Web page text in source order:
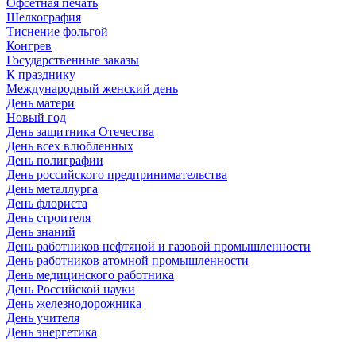
Офсетная печать
Шелкография
Тиснение фольгой
Конгрев
Государственные заказы
К празднику
Международный женский день
День матери
Новый год
День защитника Отечества
День всех влюбленных
День полиграфии
День российского предпринимательства
День металлурга
День флориста
День строителя
День знаний
День работников нефтяной и газовой промышленности
День работников атомной промышленности
День медицинского работника
День Российской науки
День железнодорожника
День учителя
День энергетика